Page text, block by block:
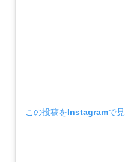
この投稿をInstagramで